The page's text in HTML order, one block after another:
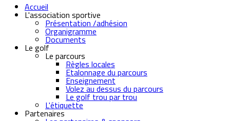
Accueil
L'association sportive
Présentation /adhésion
Organigramme
Documents
Le golf
Le parcours
Règles locales
Etalonnage du parcours
Enseignement
Volez au dessus du parcours
Le golf trou par trou
L'étiquette
Partenaires